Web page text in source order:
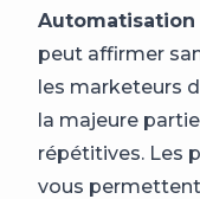
peut affirmer
les marketeurs
la majeure
répétitives. Les
vous